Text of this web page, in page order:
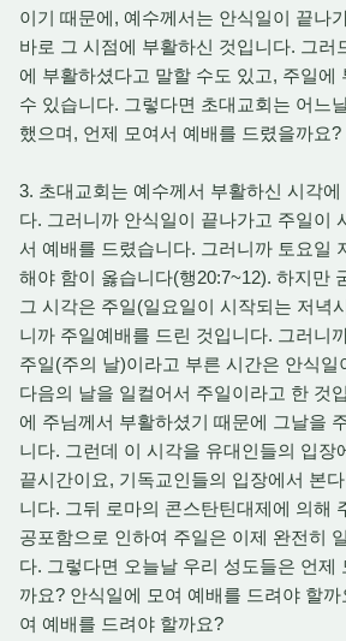
이기 때문에, 예수께서는 안식일이 끝나
바로 그 시점에 부활하신 것입니다. 그러
에 부활하셨다고 말할 수도 있고, 주일에
수 있습니다. 그렇다면 초대교회는 어느
했으며, 언제 모여서 예배를 드렸을까요?
3. 초대교회는 예수께서 부활하신 시각
다. 그러니까 안식일이 끝나가고 주일이
서 예배를 드렸습니다. 그러니까 토요일
해야 함이 옳습니다(행20:7~12). 하지만
그 시각은 주일(일요일이 시작되는 저녁
니까 주일예배를 드린 것입니다. 그러니
주일(주의 날)이라고 부른 시간은 안식일
다음의 날을 일컬어서 주일이라고 한 것
에 주님께서 부활하셨기 때문에 그날을
니다. 그런데 이 시각을 유대인들의 입장
끝시간이요, 기독교인들의 입장에서 본
니다. 그뒤 로마의 콘스탄틴대제에 의해
공포함으로 인하여 주일은 이제 완전히
다. 그렇다면 오늘날 우리 성도들은 언제
까요? 안식일에 모여 예배를 드려야 할
여 예배를 드려야 할까요?